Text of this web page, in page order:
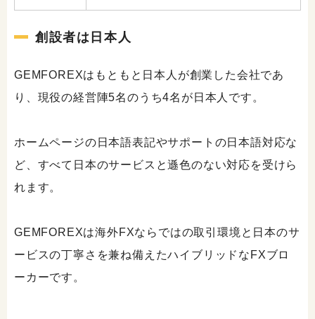
創設者は日本人
GEMFOREXはもともと日本人が創業した会社であ
り、現役の経営陣5名のうち4名が日本人です。
ホームページの日本語表記やサポートの日本語対応な
ど、すべて日本のサービスと遜色のない対応を受けら
れます。
GEMFOREXは海外FXならではの取引環境と日本のサ
ービスの丁寧さを兼ね備えたハイブリッドなFXブロ
ーカーです。